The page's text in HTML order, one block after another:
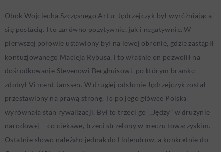
Obok Wojciecha Szczęsnego Artur Jędrzejczyk był wyróżniającą
się postacią. I to zarówno pozytywnie, jak i negatywnie. W
pierwszej połowie ustawiony był na lewej obronie, gdzie zastąpił
kontuzjowanego Macieja Rybusa. I to właśnie on pozwolił na
dośrodkowanie Stevenowi Berghuisowi, po którym bramkę
zdobył Vincent Janssen. W drugiej odsłonie Jędrzejczyk został
przestawiony na prawą stronę. To po jego główce Polska
wyrównała stan rywalizacji. Był to trzeci gol „Jędzy” w drużynie
narodowej – co ciekawe, trzeci strzelony w meczu towarzyskim.
Ostatnie słowo należało jednak do Holendrów, a konkretnie do